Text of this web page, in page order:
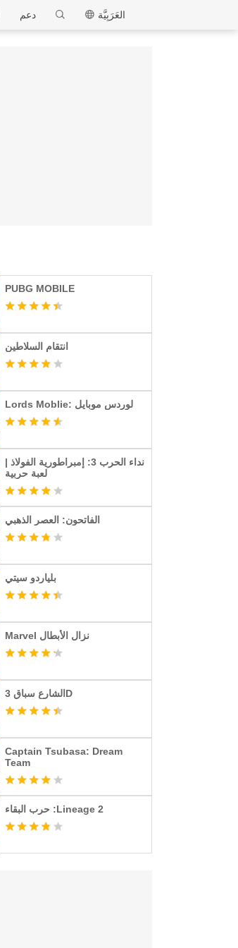
MEmu
العَرَبِيَّة دعم
PUBG MOBILE
انتقام السلاطين
Lords Moblie: لوردس موبايل
نداء الحرب 3: إمبراطورية الفولاذ |
لعبة حربية
الفاتحون: العصر الذهبي
بلياردو سيتي
Marvel نزال الأبطال
الشارع سباق 3D
Captain Tsubasa: Dream
Team
حرب البقاء :Lineage 2